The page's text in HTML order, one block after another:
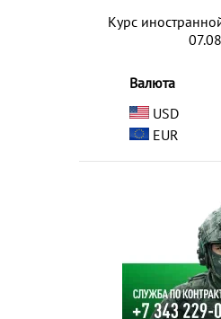
Курс
Валюта
USD
EUR